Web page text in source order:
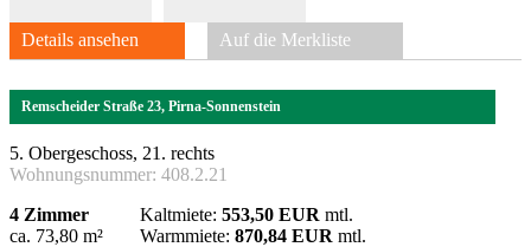
Details ansehen Auf die Merkliste
Remscheider Straße 23, Pirna-Sonnenstein
5. Obergeschoss, 21. rechts
Wohnungsnummer: 408.2.21
4 Zimmer
ca. 73,80 m²
Kaltmiete: 553,50 EUR mtl.
Warmmiete: 870,84 EUR mtl.